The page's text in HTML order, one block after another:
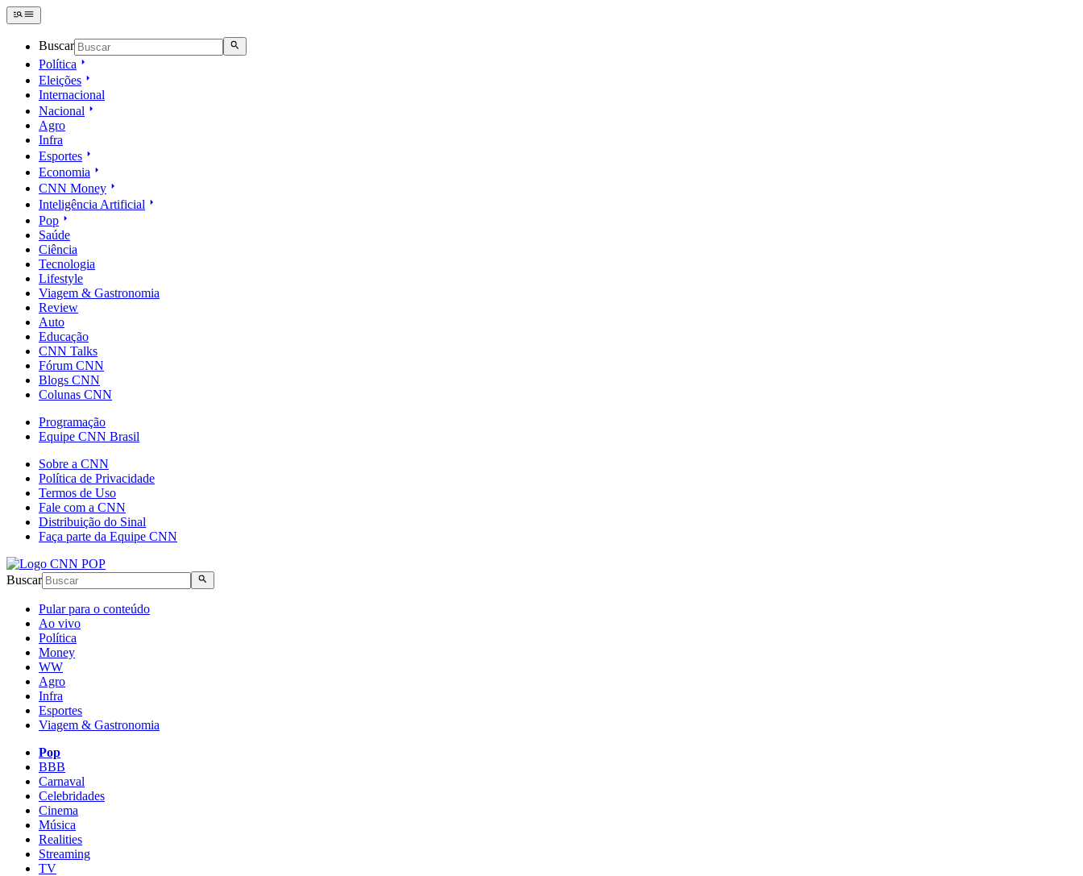
Buscar
Política
Eleições
Internacional
Nacional
Agro
Infra
Esportes
Economia
CNN Money
Inteligência Artificial
Pop
Saúde
Ciência
Tecnologia
Lifestyle
Viagem & Gastronomia
Review
Auto
Educação
CNN Talks
Fórum CNN
Blogs CNN
Colunas CNN
Programação
Equipe CNN Brasil
Sobre a CNN
Política de Privacidade
Termos de Uso
Fale com a CNN
Distribuição do Sinal
Faça parte da Equipe CNN
Buscar
Pular para o conteúdo
Ao vivo
Política
Money
WW
Agro
Infra
Esportes
Viagem & Gastronomia
Pop
BBB
Carnaval
Celebridades
Cinema
Música
Realities
Streaming
TV